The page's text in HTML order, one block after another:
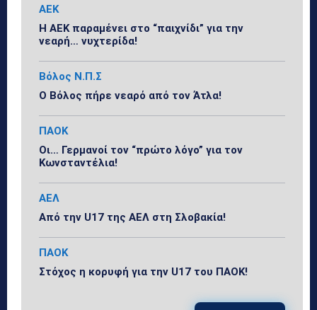
ΑΕΚ
Η ΑΕΚ παραμένει στο “παιχνίδι” για την
νεαρή… νυχτερίδα!
Βόλος Ν.Π.Σ
Ο Βόλος πήρε νεαρό από τον Άτλα!
ΠΑΟΚ
Οι… Γερμανοί τον “πρώτο λόγο” για τον
Κωνσταντέλια!
ΑΕΛ
Από την U17 της ΑΕΛ στη Σλοβακία!
ΠΑΟΚ
Στόχος η κορυφή για την U17 του ΠΑΟΚ!